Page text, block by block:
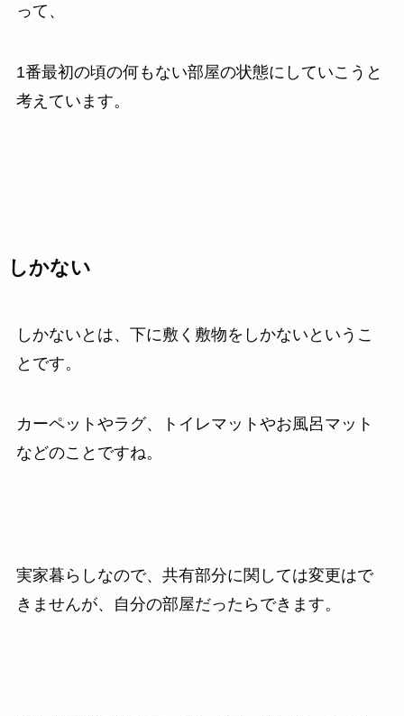
って、
1番最初の頃の何もない部屋の状態にしていこうと
考えています。
しかない
しかないとは、下に敷く敷物をしかないというこ
とです。
カーペットやラグ、トイレマットやお風呂マット
などのことですね。
実家暮らしなので、共有部分に関しては変更はで
きませんが、自分の部屋だったらできます。